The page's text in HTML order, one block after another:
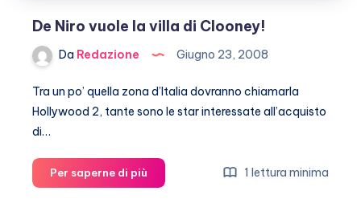
De Niro vuole la villa di Clooney!
Da Redazione Giugno 23, 2008
Tra un po’ quella zona d’Italia dovranno chiamarla
Hollywood 2, tante sono le star interessate all’acquisto
di…
Per saperne di più
Niro
1 lettura minima